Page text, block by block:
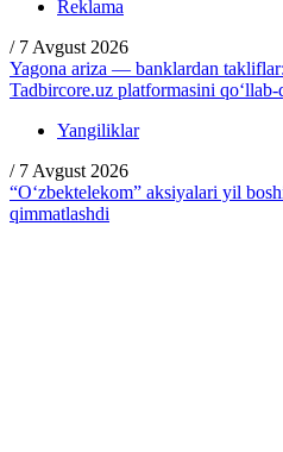
Reklama
/ 7 Avgust 2026
Yagona ariza — banklardan
Tadbircore.uz platformasini
Yangiliklar
/ 7 Avgust 2026
“O‘zbektelekom” aksiyalari yil
qimmatlashdi